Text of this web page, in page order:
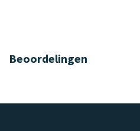
Beoordelingen